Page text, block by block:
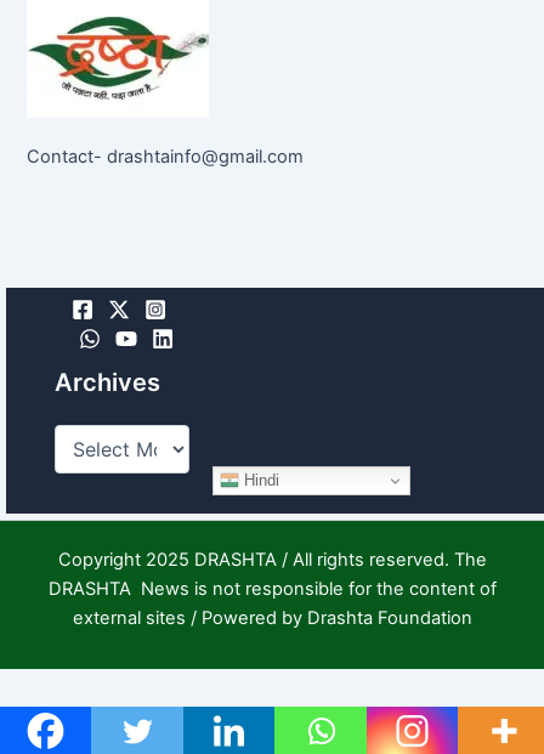
Contact- drashtainfo@gmail.com
Archives
Hindi
Copyright 2025 DRASHTA / All rights reserved. The
DRASHTA News is not responsible for the content of
external sites / Powered by Drashta Foundation